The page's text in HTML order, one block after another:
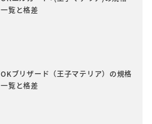
一覧と格差
OKブリザード（王子マテリア）の規格
一覧と格差